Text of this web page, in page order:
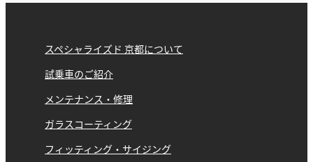
スペシャライズド 京都について
試乗車のご紹介
メンテナンス・修理
ガラスコーティング
フィッティング・サイジング